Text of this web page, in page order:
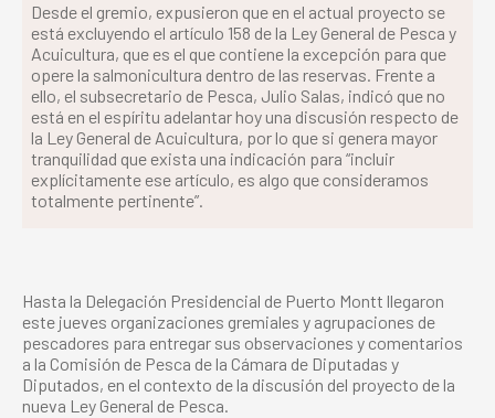
Desde el gremio, expusieron que en el actual proyecto se
está excluyendo el artículo 158 de la Ley General de Pesca y
Acuicultura, que es el que contiene la excepción para que
opere la salmonicultura dentro de las reservas. Frente a
ello, el subsecretario de Pesca, Julio Salas, indicó que no
está en el espíritu adelantar hoy una discusión respecto de
la Ley General de Acuicultura, por lo que si genera mayor
tranquilidad que exista una indicación para “incluir
explícitamente ese artículo, es algo que consideramos
totalmente pertinente”.
Hasta la Delegación Presidencial de Puerto Montt llegaron
este jueves organizaciones gremiales y agrupaciones de
pescadores para entregar sus observaciones y comentarios
a la Comisión de Pesca de la Cámara de Diputadas y
Diputados, en el contexto de la discusión del proyecto de la
nueva Ley General de Pesca.